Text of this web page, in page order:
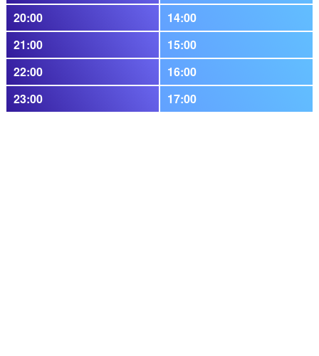
20:00
14:00
21:00
15:00
22:00
16:00
23:00
17:00